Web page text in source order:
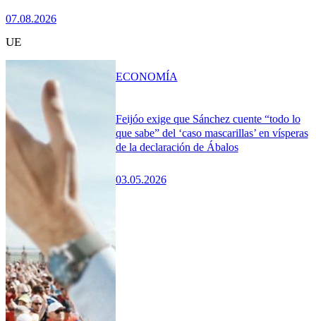
07.08.2026
UE
Feijóo exige que Sánchez cuente “todo lo
que sabe” del ‘caso mascarillas’ en vísperas
de la declaración de Ábalos
03.05.2026
ECONOMÍA